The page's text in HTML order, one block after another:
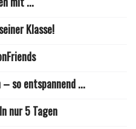
Klasse!
so entspannend ...
nur 5 Tagen